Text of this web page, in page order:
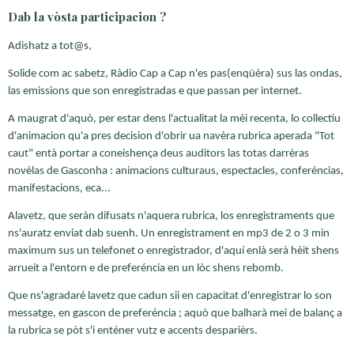
Dab la vòsta participacion ?
Adishatz a tot@s,
Solide com ac sabetz, Ràdio Cap a Cap n'es pas(enqüèra) sus las ondas,
las emissions que son enregistradas e que passan per internet.
A maugrat d'aquò, per estar dens l'actualitat la mèi recenta, lo collectiu
d'animacion qu'a pres decision d'obrir ua navèra rubrica aperada "Tot
caut" entà portar a coneishença deus auditors las totas darrèras
novèlas de Gasconha : animacions culturaus, espectacles, conferéncias,
manifestacions, eca...
Alavetz, que seràn difusats n'aquera rubrica, los enregistraments que
ns'auratz enviat dab suenh. Un enregistrament en mp3 de 2 o 3 min
maximum sus un telefonet o enregistrador, d'aquí enlà serà hèit shens
arrueit a l'entorn e de preferéncia en un lòc shens rebomb.
Que ns'agradaré lavetz que cadun sii en capacitat d'enregistrar lo son
messatge, en gascon de preferéncia ; aquò que balharà mei de balanç a
la rubrica se pòt s'i enténer vutz e accents desparièrs.